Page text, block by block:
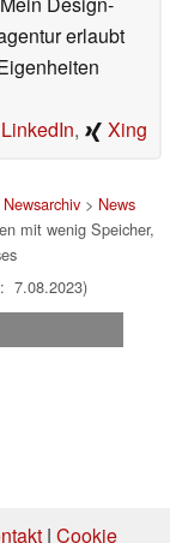
erlaubt
LinkedIn, Xing
Newsarchiv> News
mit wenig Speicher,
7.08.2023)
| Cookie